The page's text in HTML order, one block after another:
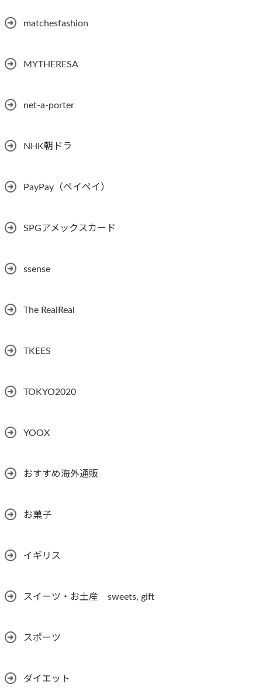
matchesfashion
MYTHERESA
net-a-porter
NHK朝ドラ
PayPay（ペイペイ）
SPGアメックスカード
ssense
The RealReal
TKEES
TOKYO2020
YOOX
おすすめ海外通販
お菓子
イギリス
スイーツ・お土産 sweets, gift
スポーツ
ダイエット